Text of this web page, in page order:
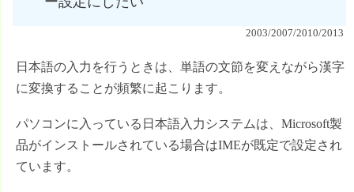
2003/2007/2010/2013
日本語の入力を行うときは、単語の文節を変えながら漢字
に変換することが頻繁に起こります。
パソコンに入っている日本語入力システムは、Microsoft製
品がインストールされている場合はIMEが既定で設定され
ています。